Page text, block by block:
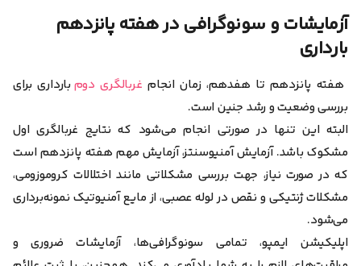
آزمایشات و سونوگرافی در هفته پانزدهم
بارداری
هفته پانزدهم تا هفدهم، زمان انجام غربالگری دومبارداری برای
بررسی وضعیت و رشد جنین است.
البته این تنها در صورتی انجام می‌شود که نتایج غربالگری اول
مشکوک باشد. آزمایش آمنیوسنتز، آزمایش مهم هفته پانزدهم است
که در صورت نیاز، جهت بررسی مشکلاتی مانند اختلالات کروموزومی،
مشکلات ژنتیکی و نقص در لوله عصبی، از مایع آمنیوتیک نمونه‌برداری
می‌شود.
اپلیکیشن ایمپو، تمامی سونوگرافی‌ها، آزمایشات ضروری و